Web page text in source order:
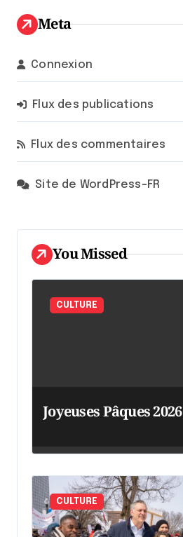
Meta
Connexion
Flux des publications
Flux des commentaires
Site de WordPress-FR
You Missed
CULTURE
Joyeuses Pâques 2026
CULTURE